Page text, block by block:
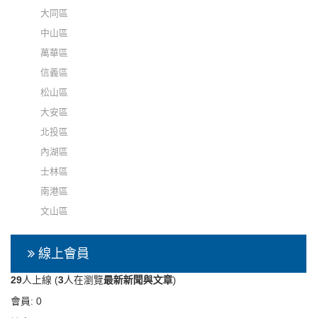
大同區
中山區
萬華區
信義區
松山區
大安區
北投區
內湖區
士林區
南港區
文山區
線上會員
29人上線 (3人在瀏覽最新新聞與文章)
會員: 0